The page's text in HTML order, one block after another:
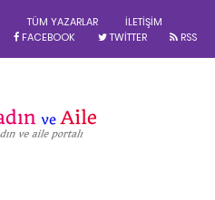
TÜM YAZARLAR
İLETIŞIM
FACEBOOK
TWITTER RSS